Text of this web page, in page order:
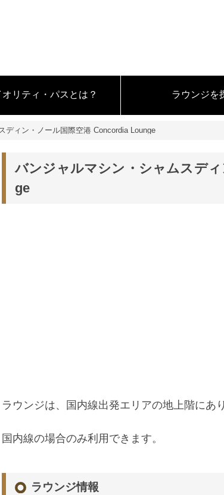
オリティ・パスとは？ ラウンジを
ディン・ノール国際空港 Concordia Lounge
バンジャルマシン・シャムスデ
ge
ラウンジは、国内線出発エリアの地上階にあ
国内線の場合のみ利用できます。
ラウンジ情報